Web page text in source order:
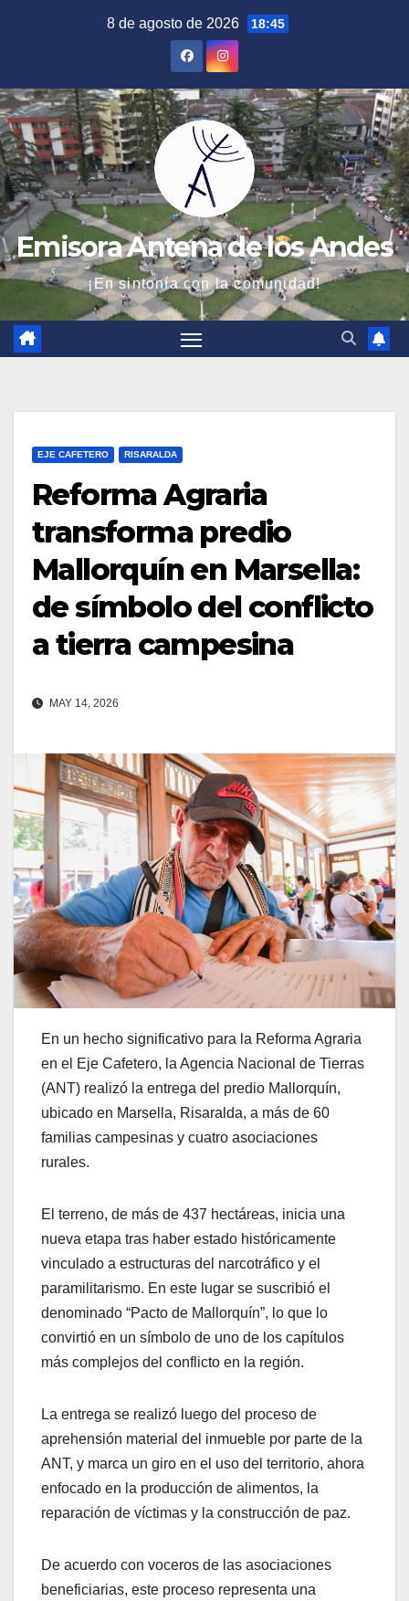
8 de agosto de 2026 18:45
Emisora Antena de los Andes
¡En sintonía con la comunidad!
EJE CAFETERO RISARALDA
Reforma Agraria
transforma predio
Mallorquín en Marsella:
de símbolo del conflicto
a tierra campesina
MAY 14, 2026
En un hecho significativo para la Reforma Agraria
en el Eje Cafetero, la Agencia Nacional de Tierras
(ANT) realizó la entrega del predio Mallorquín,
ubicado en Marsella, Risaralda, a más de 60
familias campesinas y cuatro asociaciones
rurales.
El terreno, de más de 437 hectáreas, inicia una
nueva etapa tras haber estado históricamente
vinculado a estructuras del narcotráfico y el
paramilitarismo. En este lugar se suscribió el
denominado “Pacto de Mallorquín”, lo que lo
convirtió en un símbolo de uno de los capítulos
más complejos del conflicto en la región.
La entrega se realizó luego del proceso de
aprehensión material del inmueble por parte de la
ANT, y marca un giro en el uso del territorio, ahora
enfocado en la producción de alimentos, la
reparación de víctimas y la construcción de paz.
De acuerdo con voceros de las asociaciones
beneficiarias, este proceso representa una